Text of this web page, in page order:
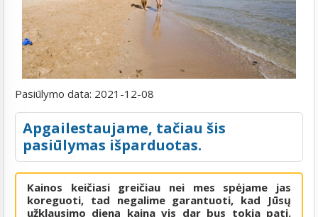
Pasiūlymo data: 2021-12-08
Apgailestaujame, tačiau šis
pasiūlymas išparduotas.
Kainos keičiasi greičiau nei mes spėjame jas
koreguoti, tad negalime garantuoti, kad Jūsų
užklausimo dieną kaina vis dar bus tokia pati.